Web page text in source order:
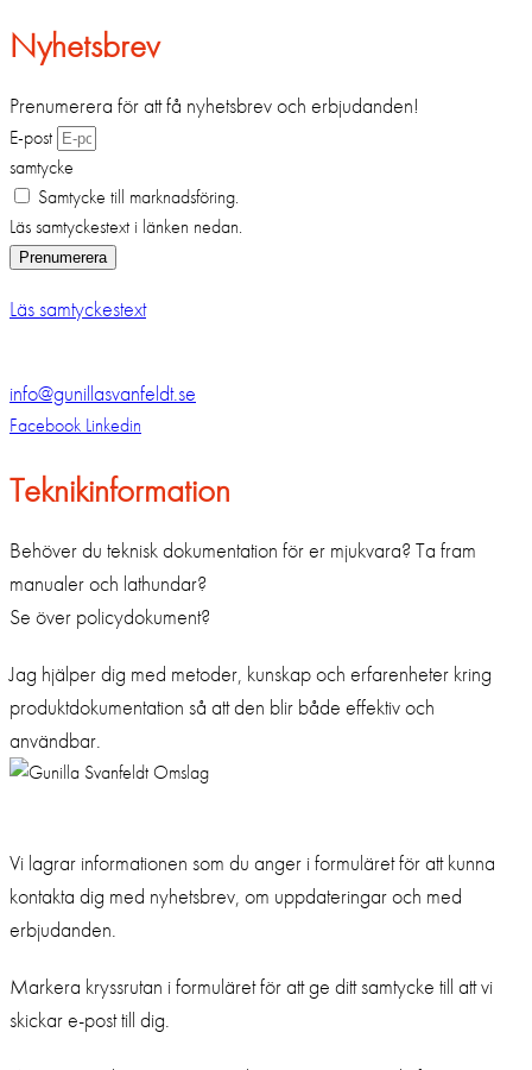
Nyhetsbrev
Prenumerera för att få nyhetsbrev och erbjudanden!
E-post
samtycke
Samtycke till marknadsföring.
Läs samtyckestext i länken nedan.
Prenumerera
Läs samtyckestext
info@gunillasvanfeldt.se
Facebook Linkedin
Teknikinformation
Behöver du teknisk dokumentation för er mjukvara? Ta fram
manualer och lathundar?
Se över policydokument?
Jag hjälper dig med metoder, kunskap och erfarenheter kring
produktdokumentation så att den blir både effektiv och
användbar.
Vi lagrar informationen som du anger i formuläret för att kunna
kontakta dig med nyhetsbrev, om uppdateringar och med
erbjudanden.
Markera kryssrutan i formuläret för att ge ditt samtycke till att vi
skickar e-post till dig.